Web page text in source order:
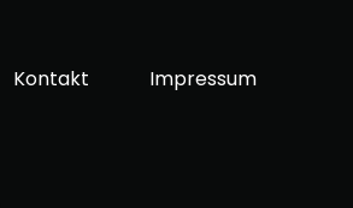
Kontakt Impressum